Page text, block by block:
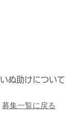
いぬ助けについて
募集一覧に戻る